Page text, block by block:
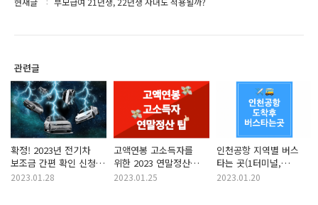
관련글
확정! 2023년 전기차
보조금 간편 확인 신청
(국고보조금 + 지자체
2023.01.28
고액연봉 고소득자를
위한 2023 연말정산
꿀팁방출
2023.01.25
인천공항 지역별 버스
타는 곳(1터미널,
2터미널이 달라요) +
2023.01.20